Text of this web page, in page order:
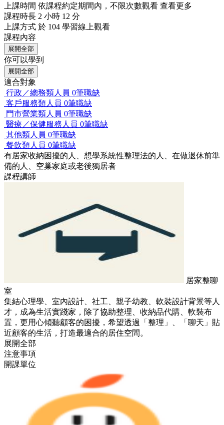
上課時間 依課程約定期間內，不限次數觀看 查看更多
課程時長 2 小時 12 分
上課方式 於 104 學習線上觀看
課程內容
展開全部
你可以學到
展開全部
適合對象
行政／總務類人員 0筆職缺
客戶服務類人員 0筆職缺
門市營業類人員 0筆職缺
醫療／保健服務人員 0筆職缺
其他類人員 0筆職缺
餐飲類人員 0筆職缺
有居家收納困擾的人、想學系統性整理法的人、在做退休前準
備的人、空巢家庭或老後獨居者
課程講師
居家整聊
室
集結心理學、室內設計、社工、親子幼教、軟裝設計背景等人
才，成為生活實踐家，除了協助整理、收納品代購、軟裝布
置，更用心傾聽顧客的困擾，希望透過「整理」、「聊天」貼
近顧客的生活，打造最適合的居住空間。
展開全部
注意事項
開課單位